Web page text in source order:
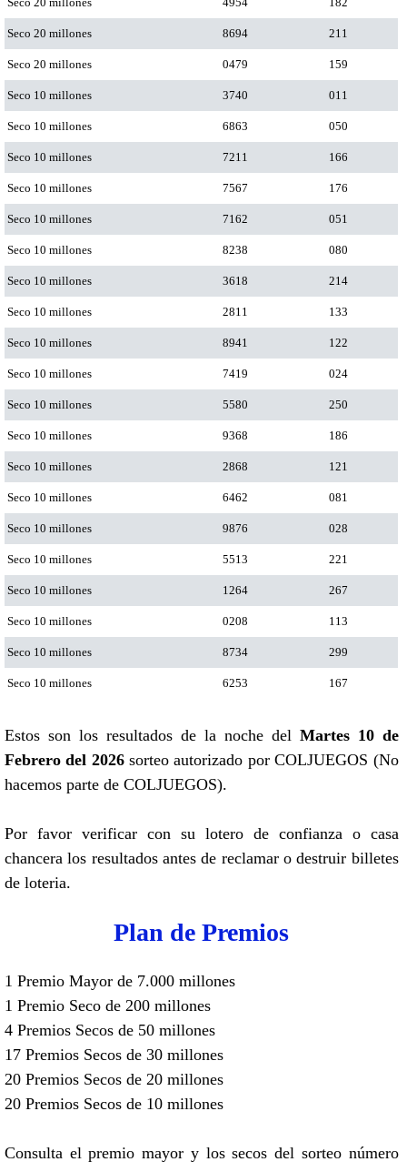
Seco 20 millones 8694 211
Seco 20 millones 0479 159
Seco 10 millones 3740 011
Seco 10 millones 6863 050
Seco 10 millones 7211 166
Seco 10 millones 7567 176
Seco 10 millones 7162 051
Seco 10 millones 8238 080
Seco 10 millones 3618 214
Seco 10 millones 2811 133
Seco 10 millones 8941 122
Seco 10 millones 7419 024
Seco 10 millones 5580 250
Seco 10 millones 9368 186
Seco 10 millones 2868 121
Seco 10 millones 6462 081
Seco 10 millones 9876 028
Seco 10 millones 5513 221
Seco 10 millones 1264 267
Seco 10 millones 0208 113
Seco 10 millones 8734 299
Seco 10 millones 6253 167
Estos son los resultados de la noche del Martes 10 de
Febrero del 2026sorteo autorizado por COLJUEGOS (No
hacemos parte de COLJUEGOS).
Por favor verificar con su lotero de confianza o casa
chancera los resultados antes de reclamar o destruir billetes
de loteria.
Plan de Premios
1 Premio Mayor de 7.000 millones
1 Premio Seco de 200 millones
4 Premios Secos de 50 millones
17 Premios Secos de 30 millones
20 Premios Secos de 20 millones
20 Premios Secos de 10 millones
Consulta el premio mayor y los secos del sorteo número